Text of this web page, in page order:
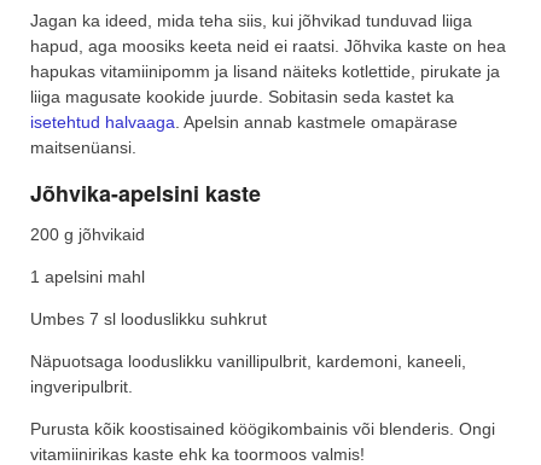
Jagan ka ideed, mida teha siis, kui jõhvikad tunduvad liiga
hapud, aga moosiks keeta neid ei raatsi. Jõhvika kaste on hea
hapukas vitamiinipomm ja lisand näiteks kotlettide, pirukate ja
liiga magusate kookide juurde. Sobitasin seda kastet ka
isetehtud halvaaga. Apelsin annab kastmele omapärase
maitsenüansi.
Jõhvika-apelsini kaste
200 g jõhvikaid
1 apelsini mahl
Umbes 7 sl looduslikku suhkrut
Näpuotsaga looduslikku vanillipulbrit, kardemoni, kaneeli,
ingveripulbrit.
Purusta kõik koostisained köögikombainis või blenderis. Ongi
vitamiinirikas kaste ehk ka toormoos valmis!